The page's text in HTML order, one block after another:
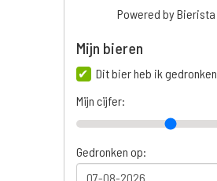
Powered by Bierista
Mijn bieren
Dit bier heb ik gedronken
Mijn cijfer:
Gedronken op: